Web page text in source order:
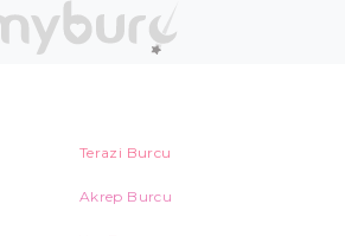
Terazi Burcu
Akrep Burcu